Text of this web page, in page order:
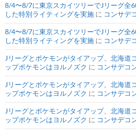
8/4〜8/7に東京スカイツリーでJリーグ全
した特別ライティングを実施 に コンサデ
8/4〜8/7に東京スカイツリーでJリーグ全
した特別ライティングを実施 に コンサデ
Jリーグとポケモンがタイアップ、北海道
ップポケモンはヨルノズク に コンサデコ
Jリーグとポケモンがタイアップ、北海道
ップポケモンはヨルノズク に コンサデコ
Jリーグとポケモンがタイアップ、北海道
ップポケモンはヨルノズク に コンサデコ